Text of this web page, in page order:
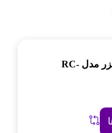
پلوپز پارس خزر مدل RC-